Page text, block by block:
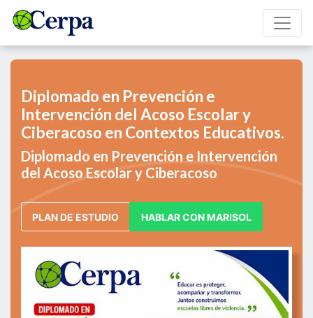
Diplomado en Prevención e
Intervención del Acoso Escolar y
Ciberacoso en Contextos Educativos.
Diplomado en Prevención e Intervención
del Acoso Escolar y Ciberacoso
PLAN DE ESTUDIO HABLAR CON MARISOL